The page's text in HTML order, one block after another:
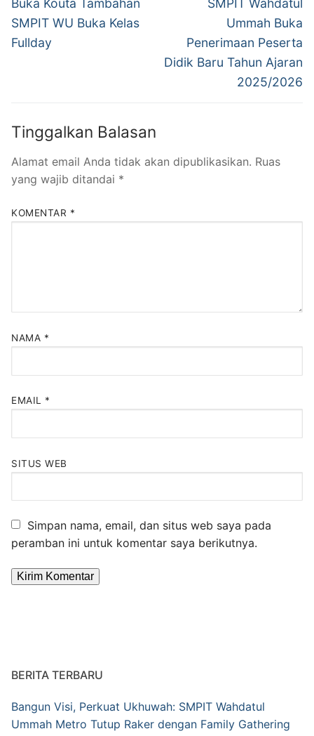
post:
Buka Kouta Tambahan
SMPIT WU Buka Kelas
Fullday
post:
SMPIT Wahdatul
Ummah Buka
Penerimaan Peserta
Didik Baru Tahun Ajaran
2025/2026
Tinggalkan Balasan
Alamat email Anda tidak akan dipublikasikan. Ruas
yang wajib ditandai *
KOMENTAR *
NAMA *
EMAIL *
SITUS WEB
Simpan nama, email, dan situs web saya pada
peramban ini untuk komentar saya berikutnya.
BERITA TERBARU
Bangun Visi, Perkuat Ukhuwah: SMPIT Wahdatul
Ummah Metro Tutup Raker dengan Family Gathering